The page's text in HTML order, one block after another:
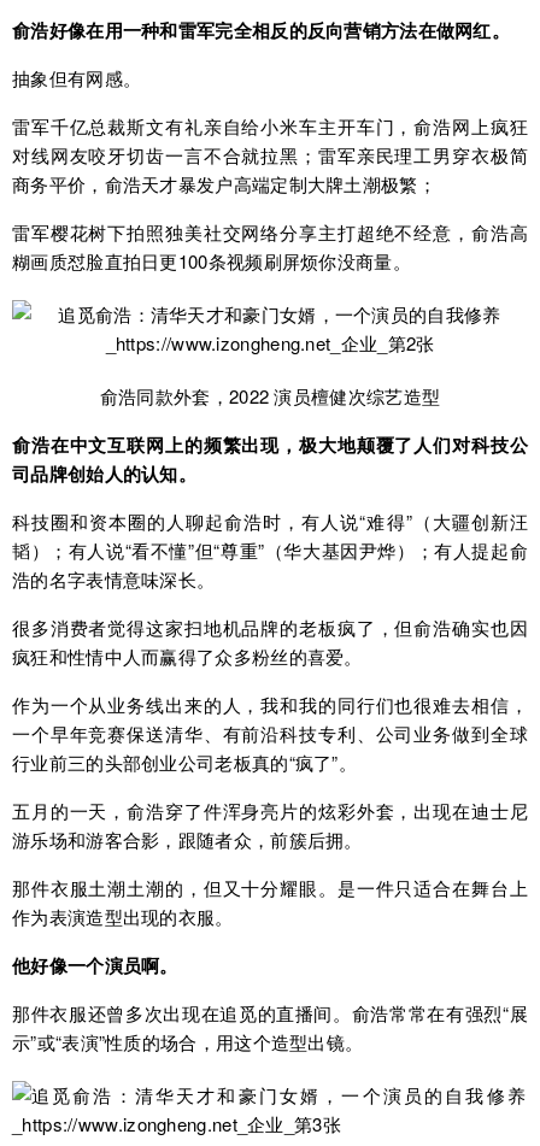
俞浩好像在用一种和雷军完全相反的反向营销方法在做网红。
抽象但有网感。
雷军千亿总裁斯文有礼亲自给小米车主开车门，俞浩网上疯狂
对线网友咬牙切齿一言不合就拉黑；雷军亲民理工男穿衣极简
商务平价，俞浩天才暴发户高端定制大牌土潮极繁；
雷军樱花树下拍照独美社交网络分享主打超绝不经意，俞浩高
糊画质怼脸直拍日更100条视频刷屏烦你没商量。
俞浩同款外套，2022 演员檀健次综艺造型
俞浩在中文互联网上的频繁出现，极大地颠覆了人们对科技公
司品牌创始人的认知。
科技圈和资本圈的人聊起俞浩时，有人说“难得”（大疆创新汪
韬）；有人说“看不懂”但“尊重”（华大基因尹烨）；有人提起俞
浩的名字表情意味深长。
很多消费者觉得这家扫地机品牌的老板疯了，但俞浩确实也因
疯狂和性情中人而赢得了众多粉丝的喜爱。
作为一个从业务线出来的人，我和我的同行们也很难去相信，
一个早年竞赛保送清华、有前沿科技专利、公司业务做到全球
行业前三的头部创业公司老板真的“疯了”。
五月的一天，俞浩穿了件浑身亮片的炫彩外套，出现在迪士尼
游乐场和游客合影，跟随者众，前簇后拥。
那件衣服土潮土潮的，但又十分耀眼。是一件只适合在舞台上
作为表演造型出现的衣服。
他好像一个演员啊。
那件衣服还曾多次出现在追觅的直播间。俞浩常常在有强烈“展
示”或“表演”性质的场合，用这个造型出镜。